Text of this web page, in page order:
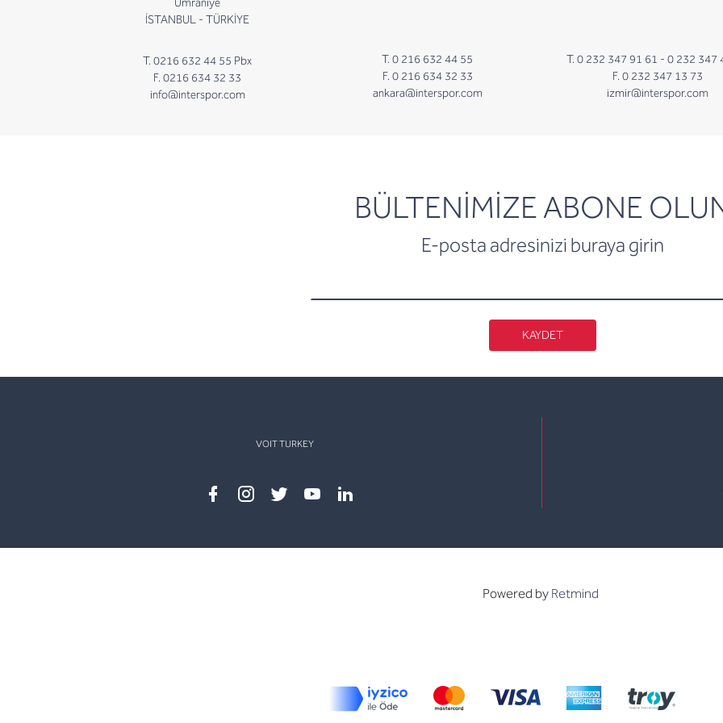
İSTANBUL - TÜRKİYE
T. 0216 632 44 55 Pbx
F. 0216 634 32 33
info@interspor.com
T. 0 216 632 44 55
F. 0 216 634 32 33
ankara@interspor.com
T. 0 232 347 91 61 - 0 232 347
F. 0 232 347 13 73
izmir@interspor.com
BÜLTENİMİZE ABONE
E-posta adresinizi buraya girin
newsletter
KAYDET
VOIT TURKEY
Powered by Retmind